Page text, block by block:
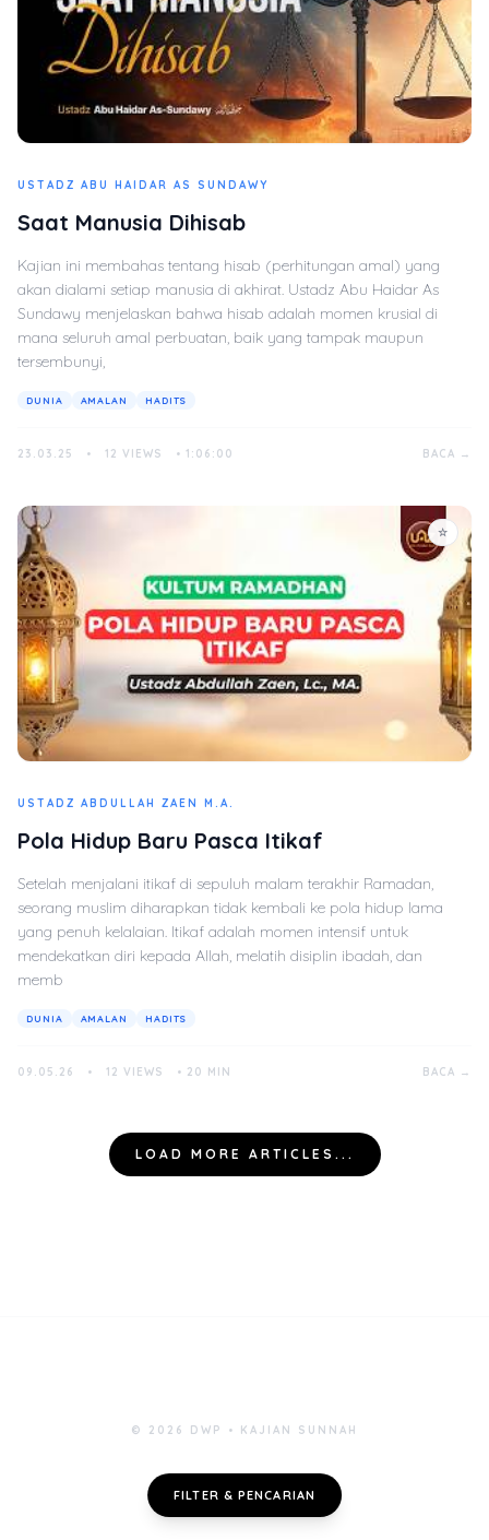
FILTER & PENCARIAN
USTADZ ABU HAIDAR AS SUNDAWY
Saat Manusia Dihisab
Kajian ini membahas tentang hisab (perhitungan amal) yang
akan dialami setiap manusia di akhirat. Ustadz Abu Haidar As
Sundawy menjelaskan bahwa hisab adalah momen krusial di
mana seluruh amal perbuatan, baik yang tampak maupun
tersembunyi,
DUNIA AMALAN HADITS
23.03.25 • 12 VIEWS • 1:06:00 BACA →
☆
USTADZ ABDULLAH ZAEN M.A.
Pola Hidup Baru Pasca Itikaf
Setelah menjalani itikaf di sepuluh malam terakhir Ramadan,
seorang muslim diharapkan tidak kembali ke pola hidup lama
yang penuh kelalaian. Itikaf adalah momen intensif untuk
mendekatkan diri kepada Allah, melatih disiplin ibadah, dan
memb
DUNIA AMALAN HADITS
09.05.26 • 12 VIEWS • 20 MIN BACA →
LOAD MORE ARTICLES...
© 2026 DWP • KAJIAN SUNNAH